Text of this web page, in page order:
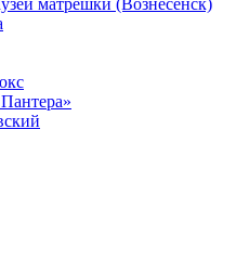
матрешки (Вознесенск)